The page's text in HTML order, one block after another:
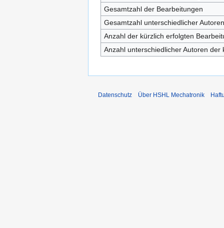
Gesamtzahl der Bearbeitungen
Gesamtzahl unterschiedlicher Autoren
Anzahl der kürzlich erfolgten
Anzahl unterschiedlicher Autoren
Datenschutz Über HSHL Mechatronik